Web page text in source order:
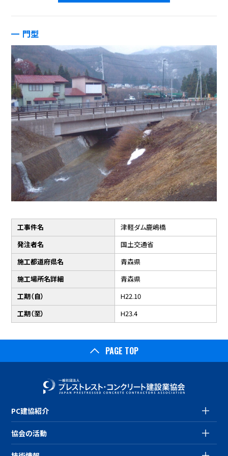
門型
工事件名
津軽ダム鹿嶋橋
発注者名
国土交通省
施工都道府県名
青森県
施工場所名詳細
青森県
工期（自）
H22.10
工期（至）
H23.4
PAGE TOP
PC建協紹介
協会の活動